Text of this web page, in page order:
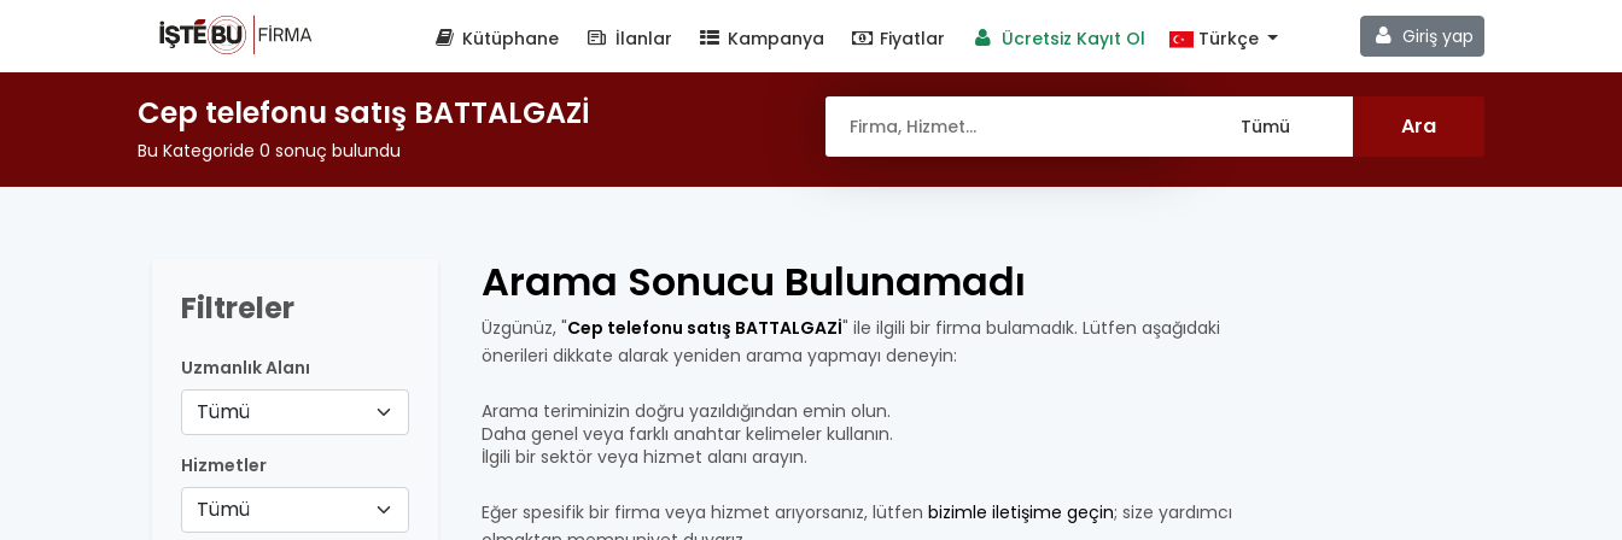
Giriş yap
Kütüphane İlanlar Kampanya Fiyatlar Ücretsiz Kayıt Ol Türkçe
Cep telefonu satış BATTALGAZİ
Bu Kategoride 0 sonuç bulundu
Filtreler
Uzmanlık Alanı
Tümü
Hizmetler
Tümü
Arama Sonucu Bulunamadı
Üzgünüz, "Cep telefonu satış BATTALGAZİ" ile ilgili bir firma bulamadık. Lütfen aşağıdaki
önerileri dikkate alarak yeniden arama yapmayı deneyin:
Arama teriminizin doğru yazıldığından emin olun.
Daha genel veya farklı anahtar kelimeler kullanın.
İlgili bir sektör veya hizmet alanı arayın.
Eğer spesifik bir firma veya hizmet arıyorsanız, lütfen bizimle iletişime geçin; size yardımcı